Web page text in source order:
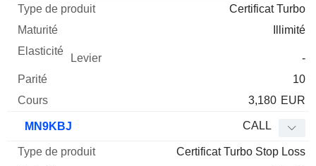
Certificat Turbo
Illimité
-
10
3,180 EUR
MN9KBJ CALL
Certificat Turbo Stop Loss